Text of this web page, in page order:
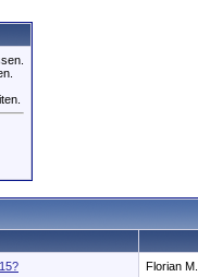
Florian M.